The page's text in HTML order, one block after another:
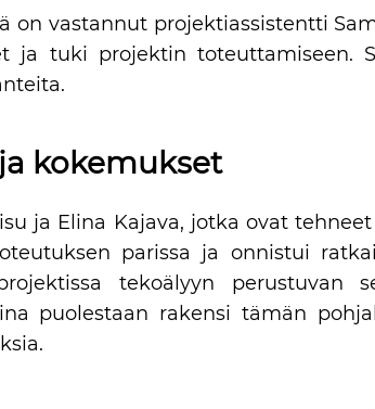
vastannut projektiassistentti
ja tuki projektin toteuttamiseen.
kokemukset
ja Elina Kajava, jotka ovat
parissa ja onnistui
tekoälyyn perustuvan
puolestaan rakensi tämän